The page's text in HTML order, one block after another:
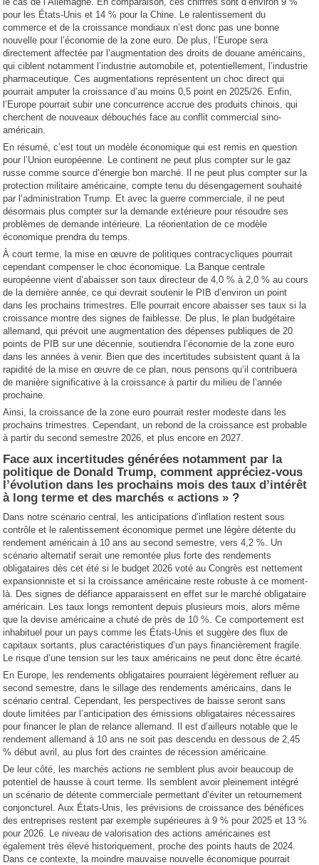
pour les États-Unis et 14 % pour la Chine. Le ralentissement du
commerce et de la croissance mondiaux n’est donc pas une bonne
nouvelle pour l’économie de la zone euro. De plus, l’Europe sera
directement affectée par l’augmentation des droits de douane américains,
qui ciblent notamment l’industrie automobile et, potentiellement, l’industrie
pharmaceutique. Ces augmentations représentent un choc direct qui
pourrait amputer la croissance d’au moins 0,5 point en 2025/26. Enfin,
l’Europe pourrait subir une concurrence accrue des produits chinois, qui
cherchent de nouveaux débouchés face au conflit commercial sino-
américain.
En résumé, c’est tout un modèle économique qui est remis en question
pour l’Union européenne. Le continent ne peut plus compter sur le gaz
russe comme source d’énergie bon marché. Il ne peut plus compter sur la
protection militaire américaine, compte tenu du désengagement souhaité
par l’administration Trump. Et avec la guerre commerciale, il ne peut
désormais plus compter sur la demande extérieure pour résoudre ses
problèmes de demande intérieure. La réorientation de ce modèle
économique prendra du temps.
À court terme, la mise en œuvre de politiques contracycliques pourrait
cependant compenser le choc économique. La Banque centrale
européenne vient d’abaisser son taux directeur de 4,0 % à 2,0 % au cours
de la dernière année, ce qui devrait soutenir le PIB d’environ un point
dans les prochains trimestres. Elle pourrait encore abaisser ses taux si la
croissance montre des signes de faiblesse. De plus, le plan budgétaire
allemand, qui prévoit une augmentation des dépenses publiques de 20
points de PIB sur une décennie, soutiendra l’économie de la zone euro
dans les années à venir. Bien que des incertitudes subsistent quant à la
rapidité de la mise en œuvre de ce plan, nous pensons qu’il contribuera
de manière significative à la croissance à partir du milieu de l’année
prochaine.
Ainsi, la croissance de la zone euro pourrait rester modeste dans les
prochains trimestres. Cependant, un rebond de la croissance est probable
à partir du second semestre 2026, et plus encore en 2027.
Face aux incertitudes générées notamment par la
politique de Donald Trump, comment appréciez-vous
l’évolution dans les prochains mois des taux d’intérêt
à long terme et des marchés « actions » ?
Dans notre scénario central, les anticipations d’inflation restent sous
contrôle et le ralentissement économique permet une légère détente du
rendement américain à 10 ans au second semestre, vers 4,2 %. Un
scénario alternatif serait une remontée plus forte des rendements
obligataires dès cet été si le budget 2026 voté au Congrès est nettement
expansionniste et si la croissance américaine reste robuste à ce moment-
là. Des signes de défiance apparaissent en effet sur le marché obligataire
américain. Les taux longs remontent depuis plusieurs mois, alors même
que la devise américaine a chuté de près de 10 %. Ce comportement est
inhabituel pour un pays comme les États-Unis et suggère des flux de
capitaux sortants, plus caractéristiques d’un pays financièrement fragile.
Le risque d’une tension sur les taux américains ne peut donc être écarté.
En Europe, les rendements obligataires pourraient légèrement refluer au
second semestre, dans le sillage des rendements américains, dans le
scénario central. Cependant, les perspectives de baisse seront sans
doute limitées par l’anticipation des émissions obligataires nécessaires
pour financer le plan de relance allemand. Il est d’ailleurs notable que le
rendement allemand à 10 ans ne soit pas descendu en dessous de 2,45
% début avril, au plus fort des craintes de récession américaine.
De leur côté, les marchés actions ne semblent plus avoir beaucoup de
potentiel de hausse à court terme. Ils semblent avoir pleinement intégré
un scénario de détente commerciale permettant d’éviter un retournement
conjoncturel. Aux États-Unis, les prévisions de croissance des bénéfices
des entreprises restent par exemple supérieures à 9 % pour 2025 et 13 %
pour 2026. Le niveau de valorisation des actions américaines est
également très élevé historiquement, proche des points hauts de 2024.
Dans ce contexte, la moindre mauvaise nouvelle économique pourrait